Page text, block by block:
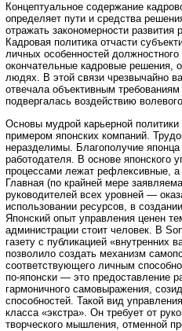
Концептуальное содержание
определяет пути и средства
отражать закономерности
Кадровая политика отчасти
личных особенностей
окончательные кадровые решения,
людях. В этой связи чрезвычайно
отвечала объективным
подвергалась воздействию
Основы мудрой карьерной
примером японских компаний.
неразделимы. Благополучие
работодателя. В основе японского
процессами лежат рефлексивные,
Главная (по крайней мере
руководителей всех уровней —
использовании ресурсов, в
Японский опыт управления ценен
администрации стоит человек. В
газету с публикацией «внутренних
позволило создать механизм
соответствующего личным
по-японски — это предоставление
гармоничного самовыражения,
способностей. Такой вид
класса «экстра». Он требует от
творческого мышления, отменной